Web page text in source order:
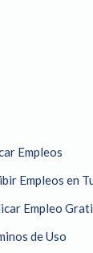
Empleos
Empleos en
Empleo
de Uso